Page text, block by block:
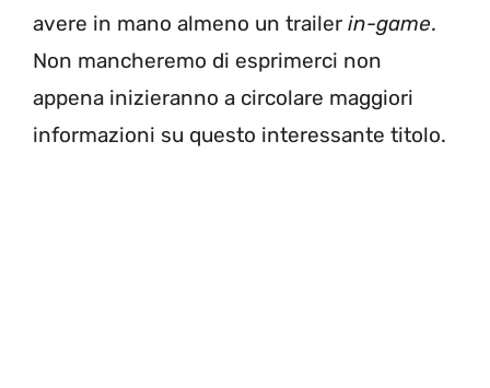
avere in mano almeno un trailer in-game.
Non mancheremo di esprimerci non
appena inizieranno a circolare maggiori
informazioni su questo interessante titolo.